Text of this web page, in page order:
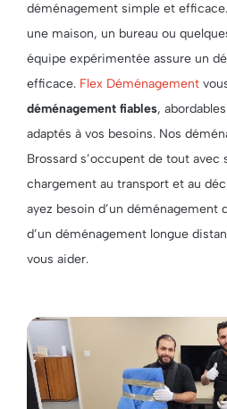
déménagement simple et
une maison, un bureau ou
équipe expérimentée assure un
efficace. Flex Déménagement
déménagement fiables,
adaptés à vos besoins. Nos
Brossard s’occupent de tout avec
chargement au transport et au
ayez besoin d’un déménagement
d’un déménagement longue
vous aider.